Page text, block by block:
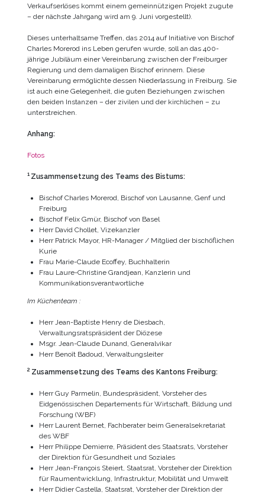
Verkaufserlöses kommt einem gemeinnützigen Projekt zugute
– der nächste Jahrgang wird am 9. Juni vorgestellt).
Dieses unterhaltsame Treffen, das 2014 auf Initiative von Bischof
Charles Morerod ins Leben gerufen wurde, soll an das 400-
jährige Jubiläum einer Vereinbarung zwischen der Freiburger
Regierung und dem damaligen Bischof erinnern. Diese
Vereinbarung ermöglichte dessen Niederlassung in Freiburg. Sie
ist auch eine Gelegenheit, die guten Beziehungen zwischen
den beiden Instanzen – der zivilen und der kirchlichen – zu
unterstreichen.
Anhang:
Fotos
1 Zusammensetzung des Teams des Bistums:
Bischof Charles Morerod, Bischof von Lausanne, Genf und
Freiburg
Bischof Felix Gmür, Bischof von Basel
Herr David Chollet, Vizekanzler
Herr Patrick Mayor, HR-Manager / Mitglied der bischöflichen
Kurie
Frau Marie-Claude Ecoffey, Buchhalterin
Frau Laure-Christine Grandjean, Kanzlerin und
Kommunikationsverantwortliche
Im Küchenteam :
Herr Jean-Baptiste Henry de Diesbach,
Verwaltungsratspräsident der Diözese
Msgr. Jean-Claude Dunand, Generalvikar
Herr Benoît Badoud, Verwaltungsleiter
2 Zusammensetzung des Teams des Kantons Freiburg:
Herr Guy Parmelin, Bundespräsident, Vorsteher des
Eidgenössischen Departements für Wirtschaft, Bildung und
Forschung (WBF)
Herr Laurent Bernet, Fachberater beim Generalsekretariat
des WBF
Herr Philippe Demierre, Präsident des Staatsrats, Vorsteher
der Direktion für Gesundheit und Soziales
Herr Jean-François Steiert, Staatsrat, Vorsteher der Direktion
für Raumentwicklung, Infrastruktur, Mobilität und Umwelt
Herr Didier Castella, Staatsrat, Vorsteher der Direktion der